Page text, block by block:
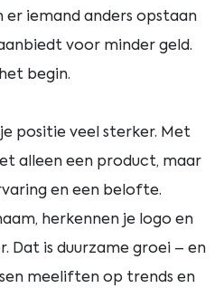
er iemand anders opstaan
voor minder geld.
begin.
positie veel sterker. Met
alleen een product, maar
en een belofte.
herkennen je logo en
Dat is duurzame groei – en
meeliften op trends en